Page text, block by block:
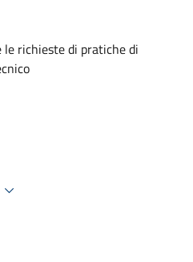
richieste di pratiche di